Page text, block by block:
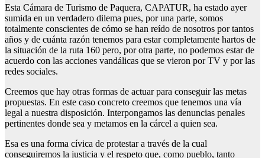
Esta Cámara de Turismo de Paquera, CAPATUR, ha estado ayer
sumida en un verdadero dilema pues, por una parte, somos
totalmente conscientes de cómo se han reído de nosotros por tantos
años y de cuánta razón tenemos para estar completamente hartos de
la situación de la ruta 160 pero, por otra parte, no podemos estar de
acuerdo con las acciones vandálicas que se vieron por TV y por las
redes sociales.
Creemos que hay otras formas de actuar para conseguir las metas
propuestas. En este caso concreto creemos que tenemos una vía
legal a nuestra disposición. Interpongamos las denuncias penales
pertinentes donde sea y metamos en la cárcel a quien sea.
Esa es una forma cívica de protestar a través de la cual
conseguiremos la justicia y el respeto que, como pueblo, tanto